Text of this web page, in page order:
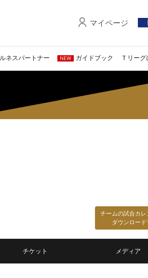
マイページ
ネスパートナー NEW ガイドブック Ｔリー
チームの試合カレ
ダウンロード
チケット メディア